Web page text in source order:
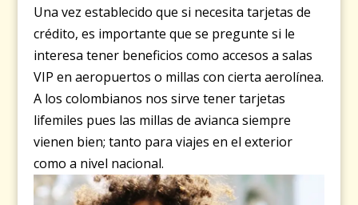
Una vez establecido que si necesita tarjetas de
crédito, es importante que se pregunte si le
interesa tener beneficios como accesos a salas
VIP en aeropuertos o millas con cierta aerolínea.
A los colombianos nos sirve tenertarjetas
lifemiles pues las millas de avianca siempre
vienen bien; tanto para viajes en el exterior
como a nivel nacional.